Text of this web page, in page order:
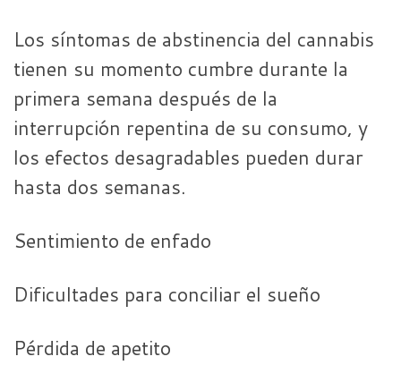
Los síntomas de abstinencia del cannabis
tienen su momento cumbre durante la
primera semana después de la
interrupción repentina de su consumo, y
los efectos desagradables pueden durar
hasta dos semanas.
Sentimiento de enfado
Dificultades para conciliar el sueño
Pérdida de apetito